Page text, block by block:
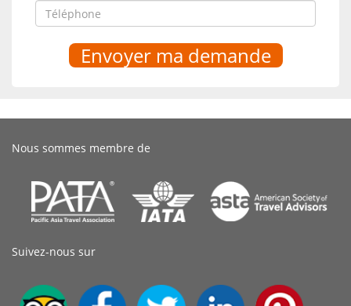
Nous sommes membre de
Suivez-nous sur